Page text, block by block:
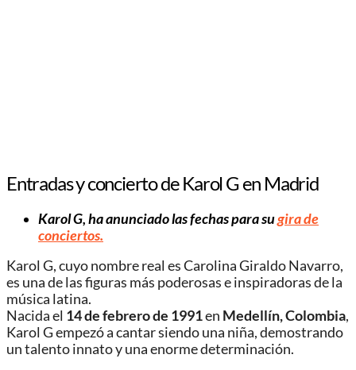
Entradas y concierto de Karol G en Madrid
Karol G, ha anunciado las fechas para sugira de
conciertos.
Karol G, cuyo nombre real es Carolina Giraldo Navarro,
es una de las figuras más poderosas e inspiradoras de la
música latina.
Nacida el 14 de febrero de 1991en Medellín, Colombia,
Karol G empezó a cantar siendo una niña, demostrando
un talento innato y una enorme determinación.